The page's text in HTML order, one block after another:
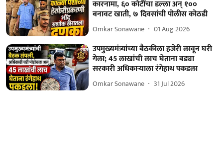
कारनामा, ६० कोटींचा डल्ला अन् १००
बनावट खाती, ७ दिवसांची पोलीस कोठडी
Omkar Sonawane 01 Aug 2026
उपमुख्यमंत्र्यांच्या बैठकीला हजेरी लावून घरी
गेला; 45 लाखांची लाच घेताना बड्या
सरकारी अधिकाऱ्याला रंगेहाथ पकडला
Omkar Sonawane 31 Jul 2026